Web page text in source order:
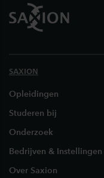
SAXION
Opleidingen
Studeren bij
Onderzoek
Bedrijven & Instellingen
Over Saxion